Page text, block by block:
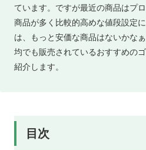
ています。ですが最近の商品はプ
商品が多く比較的高めな値段設定
は、もっと安価な商品はないかな
均でも販売されているおすすめの
紹介します。
目次